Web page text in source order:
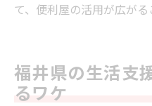
て、便利屋の活用が広がる
福井県の生活支
るワケ